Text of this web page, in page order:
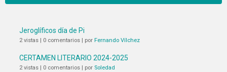
Jeroglíficos día de Pi
2 vistas 0 comentarios por Fernando Vílchez
CERTAMEN LITERARIO 2024-2025
2 vistas 0 comentarios por Soledad